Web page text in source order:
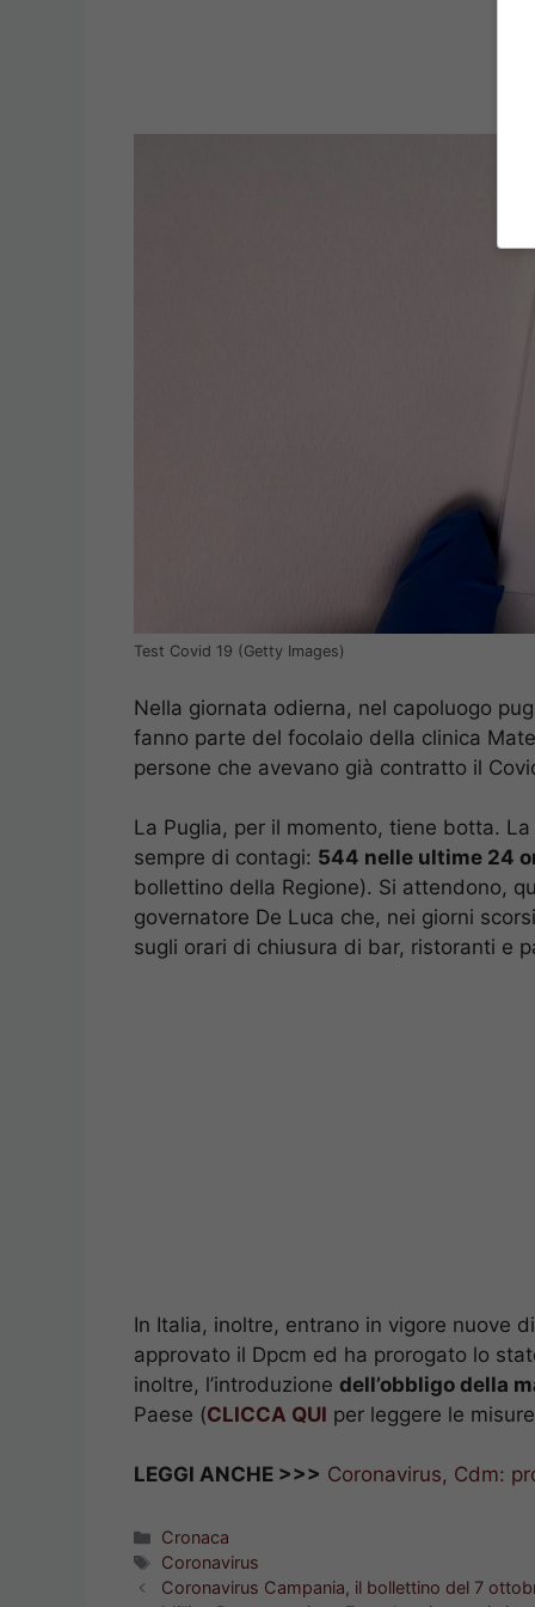
Test Covid 19 (Getty Images)
Nella giornata odierna, nel capoluogo
fanno parte del focolaio della clinica
persone che avevano già contratto il
La Puglia, per il momento, tiene botta. La
sempre di contagi: 544 nelle ultime 24
bollettino della Regione). Si attendono,
governatore De Luca che, nei giorni
sugli orari di chiusura di bar, ristoranti e
In Italia, inoltre, entrano in vigore nuove
approvato il Dpcm ed ha prorogato lo
inoltre, l’introduzione dell’obbligo della
Paese (CLICCA QUI per leggere le
LEGGI ANCHE >>> Coronavirus, Cdm:
Categorie
Cronaca
Tag
Coronavirus
Coronavirus Campania, il bollettino del 7